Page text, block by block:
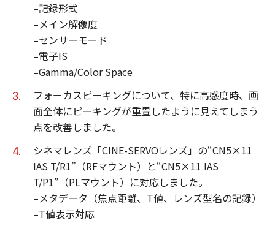
–記録形式
–メイン解像度
–センサーモード
–電子IS
–Gamma/Color Space
フォーカスピーキングについて、特に高感度時、画
面全体にピーキングが重畳したように見えてしまう
点を改善しました。
シネマレンズ「CINE-SERVOレンズ」の“CN5×11
IAS T/R1”（RFマウント）と“CN5×11 IAS
T/P1”（PLマウント）に対応しました。
–メタデータ（焦点距離、T値、レンズ型名の記録）
–T値表示対応